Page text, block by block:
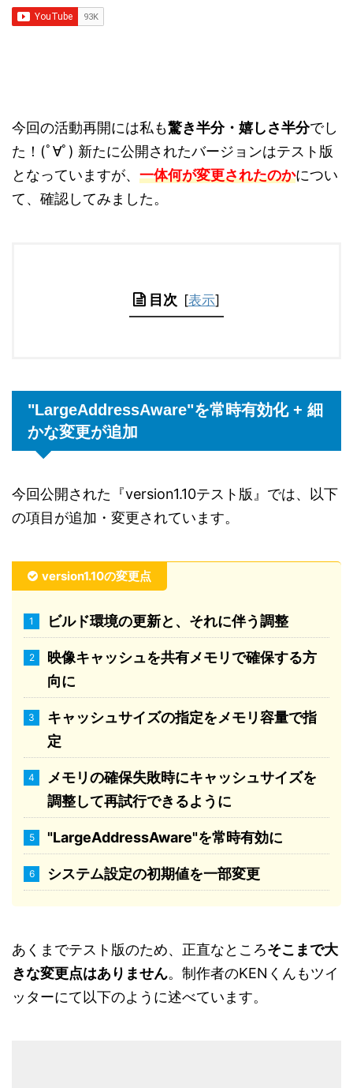
今回の活動再開には私も驚き半分・嬉しさ半分でし
た！(ﾟ∀ﾟ) 新たに公開されたバージョンはテスト版
となっていますが、 一体何が変更されたのかについ
て、確認してみました。
目次 [表示]
"LargeAddressAware"を常時有効化 + 細
かな変更が追加
今回公開された『version1.10テスト版』では、以下
の項目が追加・変更されています。
version1.10の変更点
ビルド環境の更新と、それに伴う調整
映像キャッシュを共有メモリで確保する方
向に
キャッシュサイズの指定をメモリ容量で指
定
メモリの確保失敗時にキャッシュサイズを
調整して再試行できるように
"LargeAddressAware"を常時有効に
システム設定の初期値を一部変更
あくまでテスト版のため、正直なところそこまで大
きな変更点はありません。制作者のKENくんもツイ
ッターにて以下のように述べています。